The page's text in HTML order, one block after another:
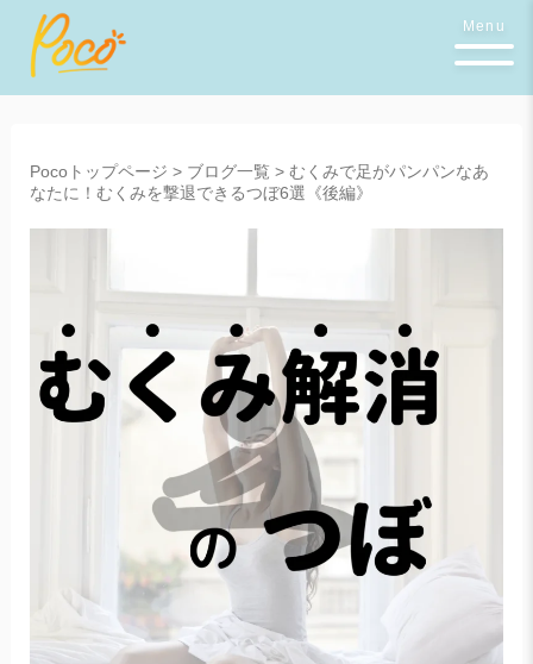
Menu
Pocoトップページ > ブログ一覧 > むくみで足がパンパンなあ
なたに！むくみを撃退できるつぼ6選《後編》